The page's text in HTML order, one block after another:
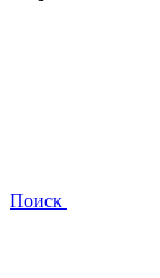
Поиск